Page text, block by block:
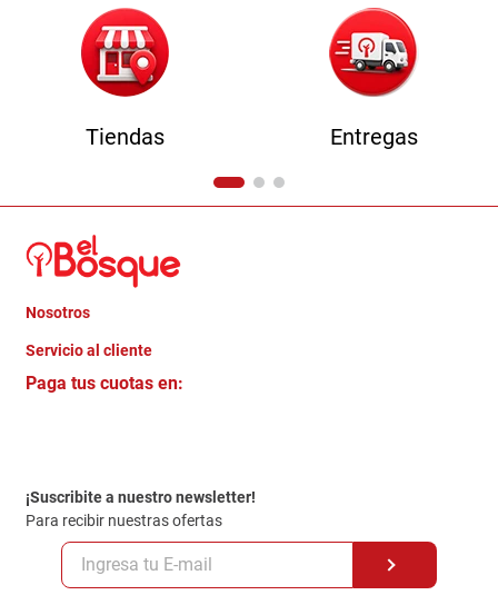
Tiendas Entregas
Nosotros
Quienes somos
Trabaja con Nosotros
Servicio al cliente
Crédito Directo
Politica de Privacidad
Políticas y condiciones GiftCard
Formas de Pago
Paga tus cuotas en:
¡Suscribite a nuestro newsletter!
Para recibir nuestras ofertas